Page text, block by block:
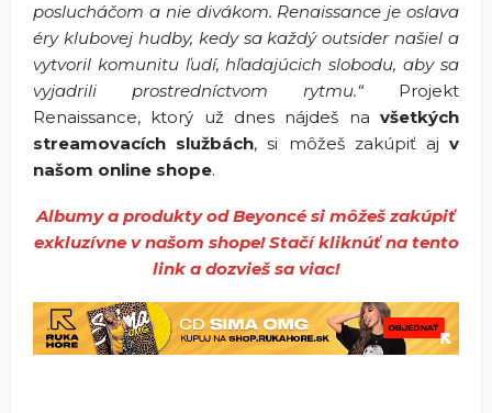
poslucháčom a nie divákom. Renaissance je oslava
éry klubovej hudby, kedy sa každý outsider našiel a
vytvoril komunitu ľudí, hľadajúcich slobodu, aby sa
vyjadrili prostredníctvom rytmu.“Projekt
Renaissance, ktorý už dnes nájdeš na všetkých
streamovacích službách, si môžeš zakúpiť ajv
našom online shope.
Albumy a produkty od Beyoncé si môžeš zakúpiť
exkluzívne v našom shope! Stačí kliknúť na tento
link a dozvieš sa viac!